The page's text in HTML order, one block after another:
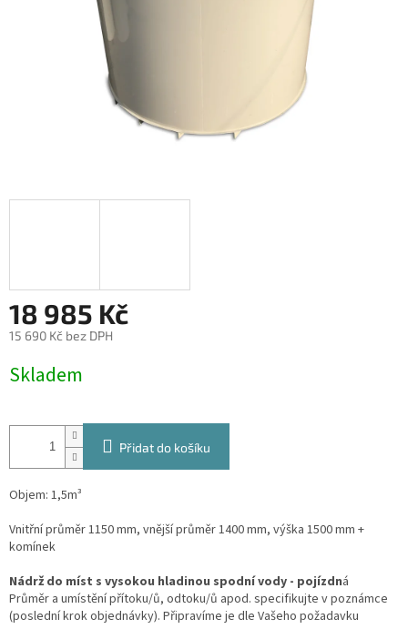
18 985 Kč
15 690 Kč bez DPH
cena:
Skladem
Přidat do košíku
Objem: 1,5m³
Vnitřní průměr 1150 mm, vnější průměr 1400 mm, výška 1500 mm +
komínek
Nádrž do míst s vysokou hladinou spodní vody - pojízdná
Průměr a umístění přítoku/ů, odtoku/ů apod. specifikujte v poznámce
(poslední krok objednávky). Připravíme je dle Vašeho požadavku